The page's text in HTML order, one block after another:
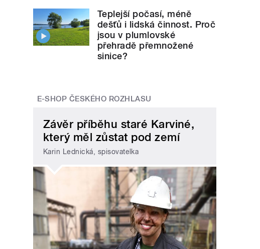
Teplejší počasí, méně
dešťů i lidská činnost. Proč
jsou v plumlovské
přehradě přemnožené
sinice?
E-SHOP ČESKÉHO ROZHLASU
Závěr příběhu staré Karviné,
který měl zůstat pod zemí
Karin Lednická, spisovatelka